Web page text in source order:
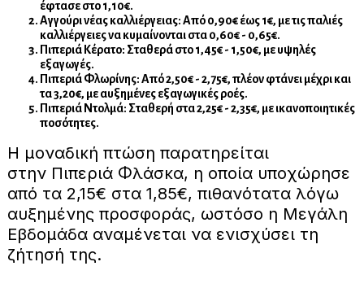
έφτασε στο 1,10€.
Αγγούρι νέας καλλιέργειας: Από 0,90€ έως 1€, με τις παλιές
καλλιέργειες να κυμαίνονται στα 0,60€ - 0,65€.
Πιπεριά Κέρατο: Σταθερά στο 1,45€ - 1,50€, με υψηλές
εξαγωγές.
Πιπεριά Φλωρίνης: Από 2,50€ - 2,75€, πλέον φτάνει μέχρι και
τα 3,20€, με αυξημένες εξαγωγικές ροές.
Πιπεριά Ντολμά: Σταθερή στα 2,25€ - 2,35€, με ικανοποιητικές
ποσότητες.
Η μοναδική πτώση παρατηρείται
στην Πιπεριά Φλάσκα, η οποία υποχώρησε
από τα 2,15€ στα 1,85€, πιθανότατα λόγω
αυξημένης προσφοράς, ωστόσο η Μεγάλη
Εβδομάδα αναμένεται να ενισχύσει τη
ζήτησή της.